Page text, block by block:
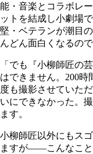
能・音楽とコラボレ
ットを結成し小劇場
堅・ベテランが潮目
んどん面白くなるので
「でも『小柳師匠の
はできません。200
度も撮影させていた
いにできなかった。
ます。
小柳師匠以外にもス
ますが――こんなこ